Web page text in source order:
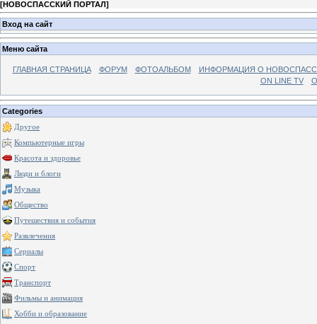
[НОВОСПАССКИЙ ПОРТАЛ]
Вход на сайт
Меню сайта
ГЛАВНАЯ СТРАНИЦА ФОРУМ ФОТОАЛЬБОМ
ИНФОРМАЦИЯ О
ON LINE TV
Categories
Другое
Компьютерные игры
Красота и здоровье
Люди и блоги
Музыка
Общество
Путешествия и события
Развлечения
Сериалы
Спорт
Транспорт
Фильмы и анимация
Хобби и образование